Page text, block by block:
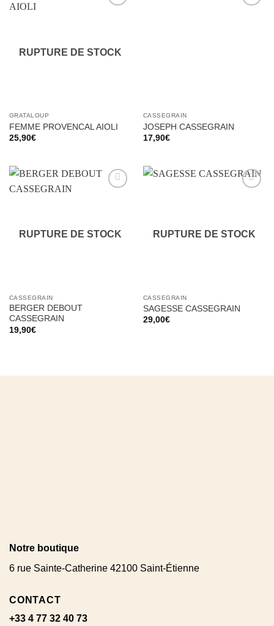
RUPTURE DE STOCK
GRATALOUP
FEMME PROVENCAL AIOLI
25,90€
CASSEGRAIN
JOSEPH CASSEGRAIN
17,90€
RUPTURE DE STOCK
CASSEGRAIN
BERGER DEBOUT
CASSEGRAIN
19,90€
RUPTURE DE STOCK
CASSEGRAIN
SAGESSE CASSEGRAIN
29,00€
Notre boutique
6 rue Sainte-Catherine 42100 Saint-Étienne
CONTACT
+33 4 77 32 40 73